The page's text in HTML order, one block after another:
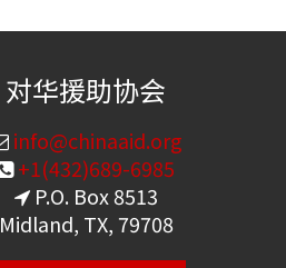
对华援助协会
info@chinaaid.org
+1(432)689-6985
P.O. Box 8513
Midland, TX, 79708